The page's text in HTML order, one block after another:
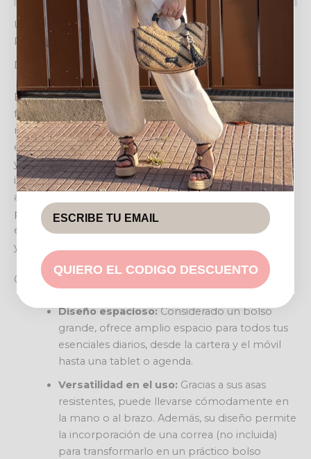
UN BOLSO VERSÁTIL PARA TU DÍA A DÍA: EL BOLSO
ROYAL
Diseño y estilo
El BOLSO ROYAL es la fusión perfecta entre
funcionalidad y tendencia, diseñado para la mujer
moderna que busca un accesorio chic y práctico. Su
estampado de rayas verticales en tonos neutros (beige
y blanco roto) le confiere un aire fresco y sofisticado,
ideal para complementar una amplia gama de
atuendos, desde los más casuales hasta opciones más
pulidas. Las asas y detalles en contraste de efecto piel
en color marrón añaden un toque de elegancia clásica
y durabilidad a su estructura robusta.
Características destacadas
Diseño espacioso:Considerado un bolso
grande, ofrece amplio espacio para todos tus
esenciales diarios, desde la cartera y el móvil
hasta una tablet o agenda.
Versatilidad en el uso: Gracias a sus asas
resistentes, puede llevarse cómodamente en
la mano o al brazo. Además, su diseño permite
la incorporación de una correa (no incluida)
para transformarlo en un práctico bolso
QUIERO EL CODIGO DESCUENTO